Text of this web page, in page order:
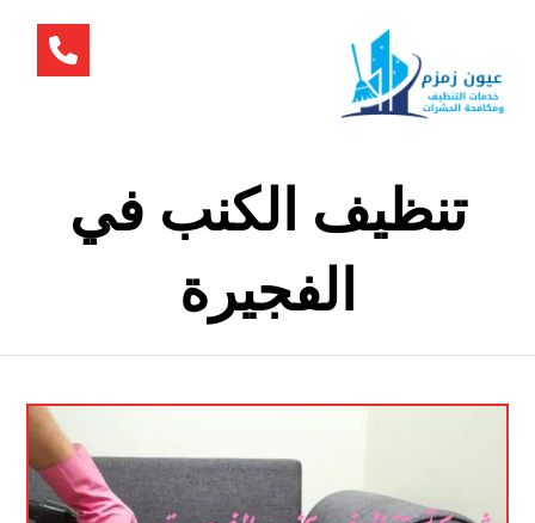
تنظيف الكنب في
الفجيرة